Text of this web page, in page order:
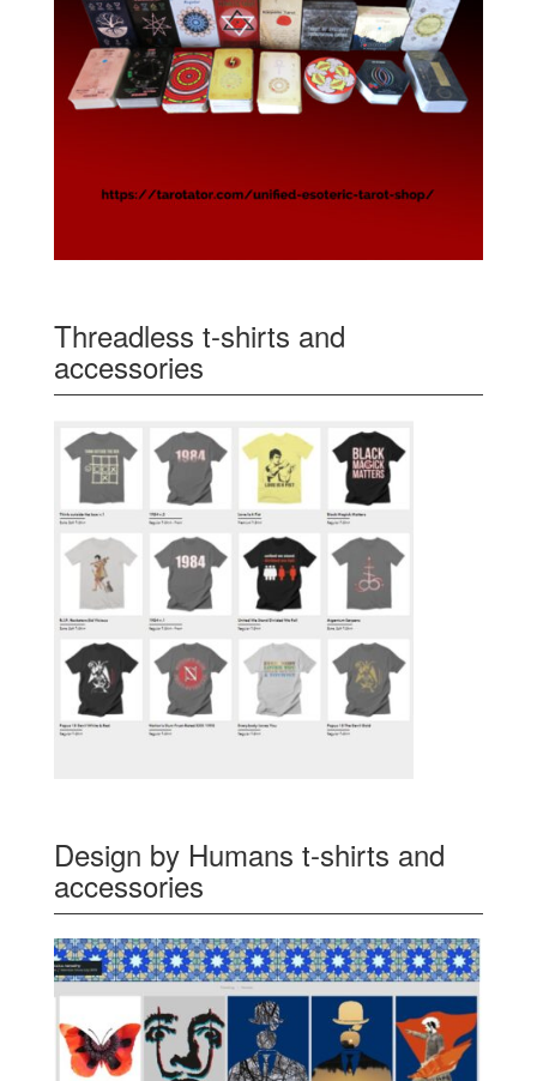
Threadless t-shirts and
accessories
Design by Humans t-shirts and
accessories